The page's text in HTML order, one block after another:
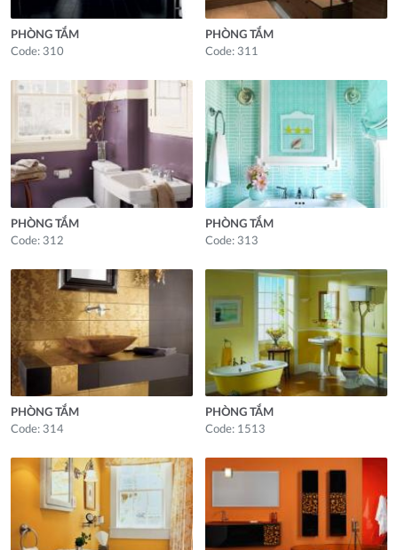
PHÒNG TẮM
Code: 310
PHÒNG TẮM
Code: 311
PHÒNG TẮM
Code: 312
PHÒNG TẮM
Code: 313
PHÒNG TẮM
Code: 314
PHÒNG TẮM
Code: 1513